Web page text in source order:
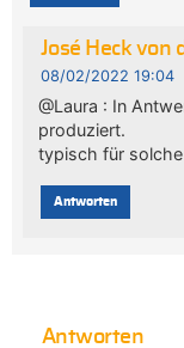
José Heck von
08/02/2022 19:04
@Laura : In
produziert.
typisch für
Antworten
Antworten